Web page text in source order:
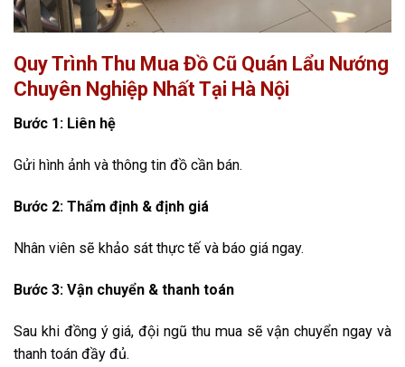
Quy Trình Thu Mua Đồ Cũ Quán Lẩu Nướng
Chuyên Nghiệp Nhất Tại Hà Nội
Bước 1: Liên hệ
Gửi hình ảnh và thông tin đồ cần bán.
Bước 2: Thẩm định & định giá
Nhân viên sẽ khảo sát thực tế và báo giá ngay.
Bước 3: Vận chuyển & thanh toán
Sau khi đồng ý giá, đội ngũ thu mua sẽ vận chuyển ngay và
thanh toán đầy đủ.